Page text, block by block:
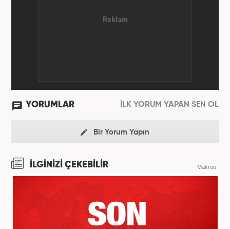
YORUMLAR İLK YORUM YAPAN SEN OL
Bir Yorum Yapın
İLGİNİZİ ÇEKEBİLİR Makroo